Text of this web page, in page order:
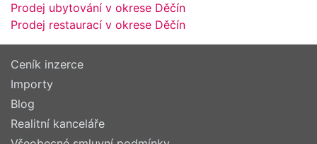
Prodej ubytování v okrese Děčín
Prodej restaurací v okrese Děčín
Ceník inzerce
Importy
Blog
Realitní kanceláře